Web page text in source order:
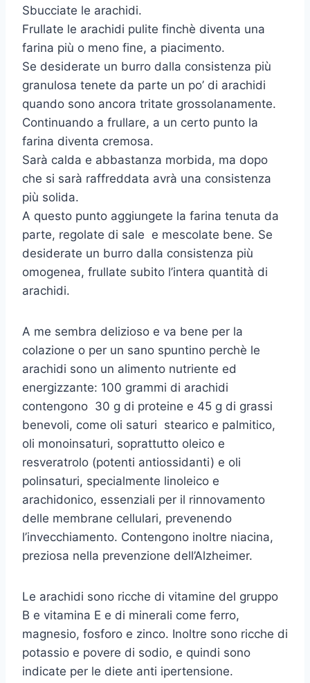
Sbucciate le arachidi.
Frullate le arachidi pulite finchè diventa una
farina più o meno fine, a piacimento.
Se desiderate un burro dalla consistenza più
granulosa tenete da parte un po’ di arachidi
quando sono ancora tritate grossolanamente.
Continuando a frullare, a un certo punto la
farina diventa cremosa.
Sarà calda e abbastanza morbida, ma dopo
che si sarà raffreddata avrà una consistenza
più solida.
A questo punto aggiungete la farina tenuta da
parte, regolate di sale e mescolate bene. Se
desiderate un burro dalla consistenza più
omogenea, frullate subito l’intera quantità di
arachidi.
A me sembra delizioso e va bene per la
colazione o per un sano spuntino perchè le
arachidi sono un alimento nutriente ed
energizzante: 100 grammi di arachidi
contengono 30 g di proteine e 45 g di grassi
benevoli, come oli saturi stearico e palmitico,
oli monoinsaturi, soprattutto oleico e
resveratrolo (potenti antiossidanti) e oli
polinsaturi, specialmente linoleico e
arachidonico, essenziali per il rinnovamento
delle membrane cellulari, prevenendo
l’invecchiamento. Contengono inoltre niacina,
preziosa nella prevenzione dell’Alzheimer.
Le arachidi sono ricche di vitamine del gruppo
B e vitamina E e di minerali come ferro,
magnesio, fosforo e zinco. Inoltre sono ricche di
potassio e povere di sodio, e quindi sono
indicate per le diete anti ipertensione.